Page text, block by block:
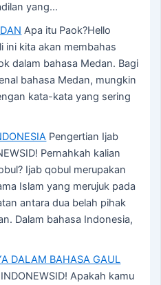
yang…
Apa itu Paok?Hello
ini kita akan membahas
dalam bahasa Medan. Bagi
bahasa Medan, mungkin
kata-kata yang sering
Pengertian Ijab
Pernahkah kalian
Ijab qobul merupakan
Islam yang merujuk pada
antara dua belah pihak
Dalam bahasa Indonesia,
DALAM BAHASA GAUL
Apakah kamu